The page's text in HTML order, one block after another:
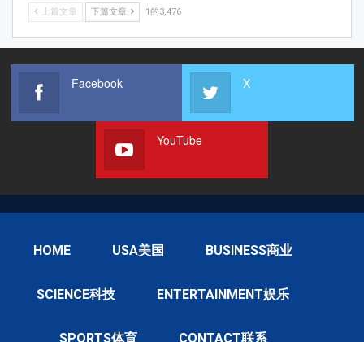
上篇文章 下篇文章 1的3,476
Facebook X
YouTube
HOME USA美国 BUSINESS商业
SCIENCE科技 ENTERTAINMENT娱乐
SPORTS体育 CONTACT联系